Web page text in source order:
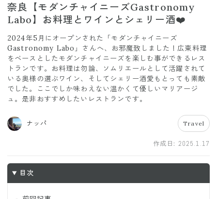
奈良【モダンチャイニーズGastronomy
Labo】お料理とワインとシェリー酒❤️
2024年5月にオープンされた「モダンチャイニーズ
Gastronomy Labo」さんへ、お邪魔致しました！広東料理
をベースとしたモダンチャイニーズを楽しむ事ができるレス
トランです。お料理は勿論、ソムリエールとして活躍されて
いる奥様の選ぶワイン、そしてシェリー酒愛もとっても素敵
でした。ここでしか味わえない温かくて優しいマリアージ
ュ。是非おすすめしたいレストランです。
ナッパ Travel
作成日: 2025.1.17
目次